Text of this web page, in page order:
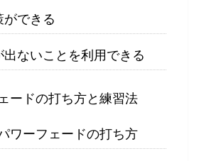
できる
ないことを利用できる
ードの打ち方と練習法
ワーフェードの打ち方